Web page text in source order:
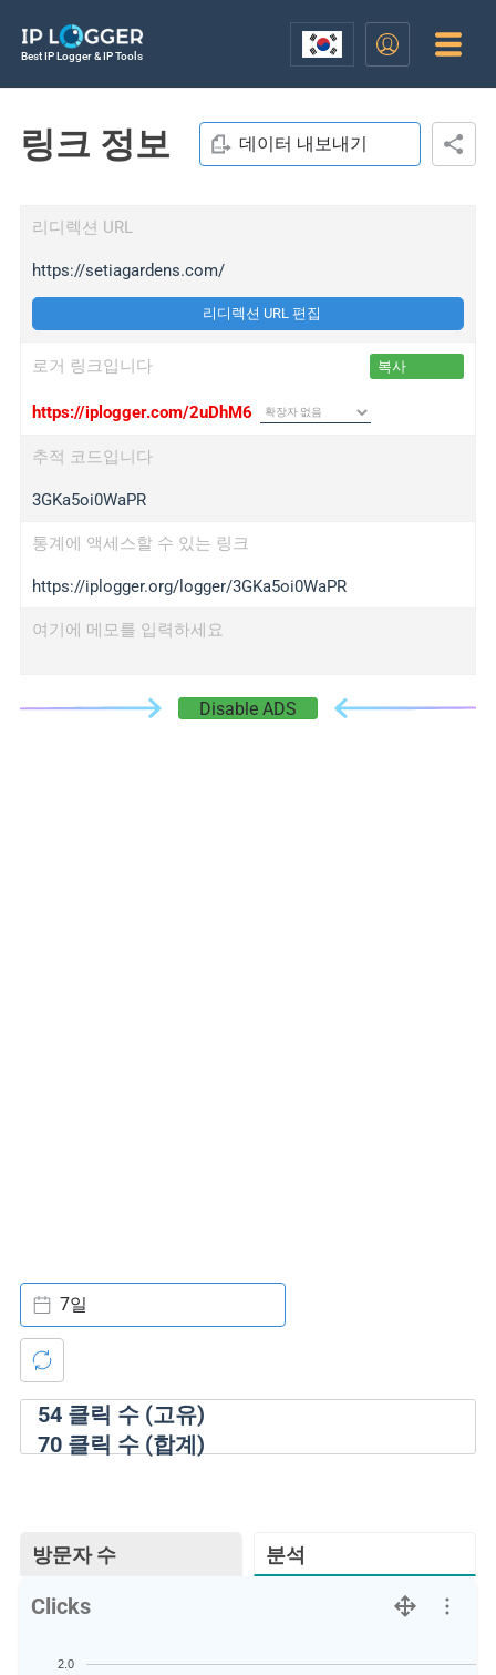
Best IP Logger & IP Tools
링크 정보 데이터 내보내기
리디렉션 URL
https://setiagardens.com/
리디렉션 URL 편집
로거 링크입니다 복사
https://iplogger.com/2uDhM6
추적 코드입니다
3GKa5oi0WaPR
통계에 액세스할 수 있는 링크
https://iplogger.org/logger/3GKa5oi0WaPR
여기에 메모를 입력하세요
Disable ADS
54클릭 수 (고유)
70클릭 수 (합계)
7일
방문자 수 분석
Clicks
2.0